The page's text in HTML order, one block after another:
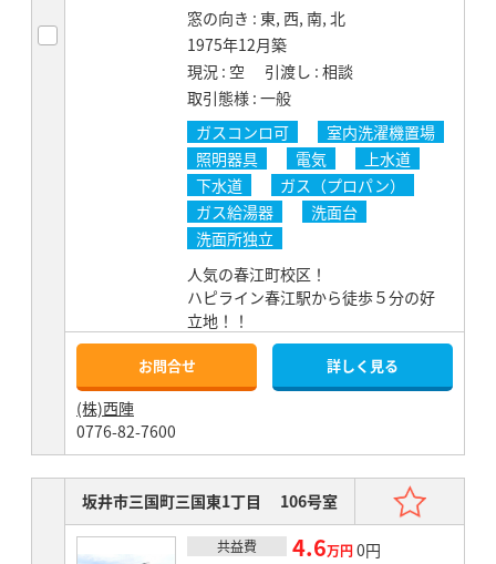
窓の向き
東, 西, 南, 北
1975年12月築
現況 空 引渡し 相談
取引態様 一般
ガスコンロ可
室内洗濯機置場
照明器具
電気
上水道
下水道
ガス（プロパン）
ガス給湯器
洗面台
洗面所独立
人気の春江町校区！
ハピライン春江駅から徒歩５分の好
立地！！
お問合せ 詳しく見る
(株)西陣
0776-82-7600
坂井市三国町三国東1丁目 106号室
賃料 4.6万円
共益費
0円